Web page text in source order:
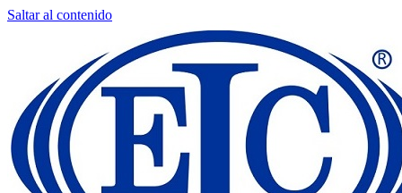
Saltar al contenido